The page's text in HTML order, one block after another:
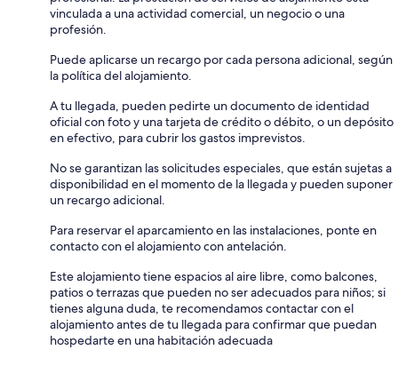
vinculada a una actividad comercial, un negocio o una
profesión.
Puede aplicarse un recargo por cada persona adicional, según
la política del alojamiento.
A tu llegada, pueden pedirte un documento de identidad
oficial con foto y una tarjeta de crédito o débito, o un depósito
en efectivo, para cubrir los gastos imprevistos.
No se garantizan las solicitudes especiales, que están sujetas a
disponibilidad en el momento de la llegada y pueden suponer
un recargo adicional.
Para reservar el aparcamiento en las instalaciones, ponte en
contacto con el alojamiento con antelación.
Este alojamiento tiene espacios al aire libre, como balcones,
patios o terrazas que pueden no ser adecuados para niños; si
tienes alguna duda, te recomendamos contactar con el
alojamiento antes de tu llegada para confirmar que puedan
hospedarte en una habitación adecuada